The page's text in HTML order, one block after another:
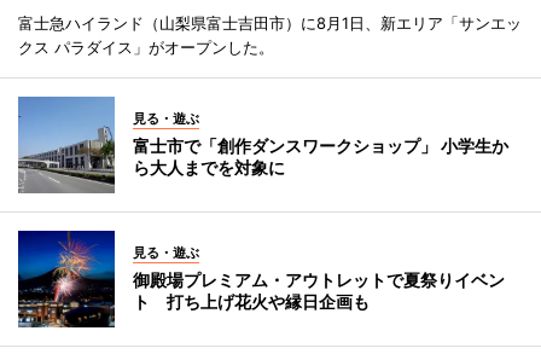
富士急ハイランド（山梨県富士吉田市）に8月1日、新エリア「サンエッ
クス パラダイス」がオープンした。
見る・遊ぶ
富士市で「創作ダンスワークショップ」 小学生か
ら大人までを対象に
見る・遊ぶ
御殿場プレミアム・アウトレットで夏祭りイベン
ト 打ち上げ花火や縁日企画も